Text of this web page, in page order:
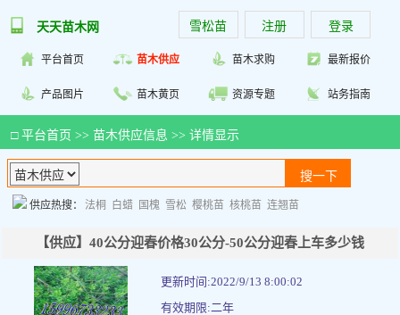
天天苗木网 雪松苗 注册 登录
平台首页 苗木供应 苗木求购 最新报价
产品图片 苗木黄页 资源专题 站务指南
□ 平台首页 >> 苗木供应信息 >> 详情显示
供应热搜： 法桐 白蜡 国槐 雪松 樱桃苗 核桃苗 连翘苗
【供应】40公分迎春价格30公分-50公分迎春上车多少钱
更新时间:2022/9/13 8:00:02
有效期限:二年